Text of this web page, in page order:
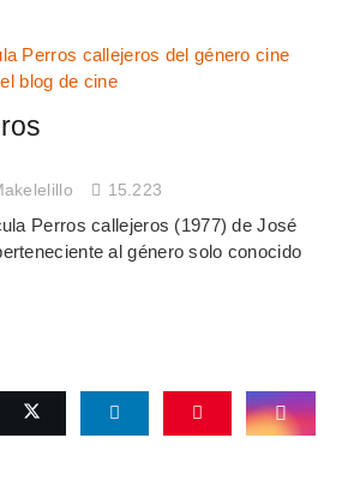
15.223
Perros callejeros (1977) de José
al género solo conocido